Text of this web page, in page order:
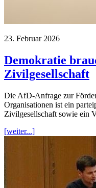
23. Februar 2026
Demokratie
Zivilgesellschaft
Die AfD-Anfrage zur
Organisationen ist ein
Zivilgesellschaft sowie ein
[weiter...]